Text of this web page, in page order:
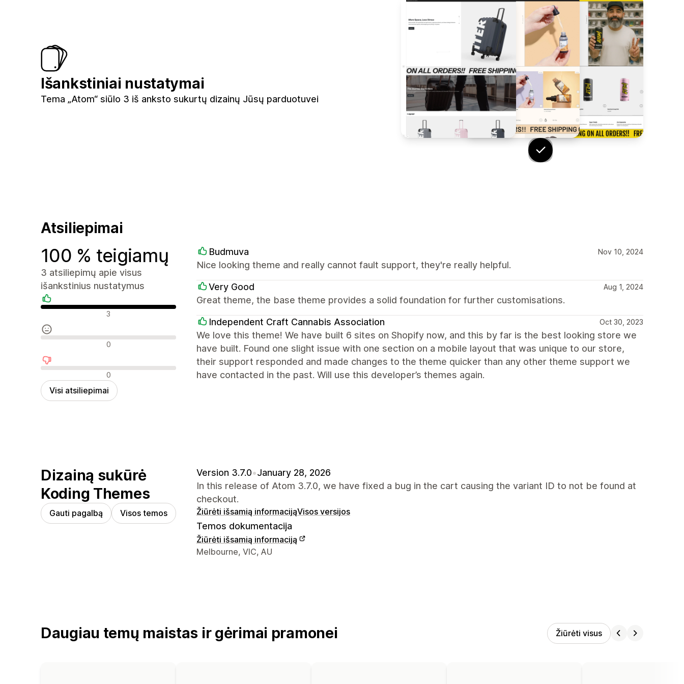
Išankstiniai nustatymai
Tema „Atom“ siūlo 3 iš anksto sukurtų dizainų Jūsų parduotuvei
Atsiliepimai
100 % teigiamų
3 atsiliepimų apie visus
išankstinius nustatymus
Teigiami atsiliepimai
3
Neutralūs atsiliepimai
0
Neigiami atsiliepimai
0
Visi atsiliepimai
Budmuva Nov 10, 2024
Nice looking theme and really cannot fault support, they're really helpful.
Very Good Aug 1, 2024
Great theme, the base theme provides a solid foundation for further customisations.
Independent Craft Cannabis Association Oct 30, 2023
We love this theme! We have built 6 sites on Shopify now, and this by far is the best looking store we
have built. Found one slight issue with one section on a mobile layout that was unique to our store,
their support responded and made changes to the theme quicker than any other theme support we
have contacted in the past. Will use this developer’s themes again.
Dizainą sukūrė
Koding Themes
Gauti pagalbą Visos temos
Version 3.7.0•January 28, 2026
In this release of Atom 3.7.0, we have fixed a bug in the cart causing the variant ID to not be found at
checkout.
Žiūrėti išsamią informacijąVisos versijos
Temos dokumentacija
Žiūrėti išsamią informaciją
Kūrėjo kontaktiniai duomenys
Melbourne, VIC, AU
Daugiau temų maistas ir gėrimai pramonei Žiūrėti visus